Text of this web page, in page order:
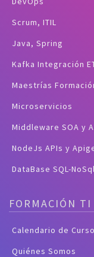
Scrum, ITIL
Java, Spring
Kafka Integración
Maestrías
Microservicios
Middleware SOA y
NodeJs APIs y
DataBase SQL-NoSql
FORMACIÓN TI
Calendario de
Quiénes Somos